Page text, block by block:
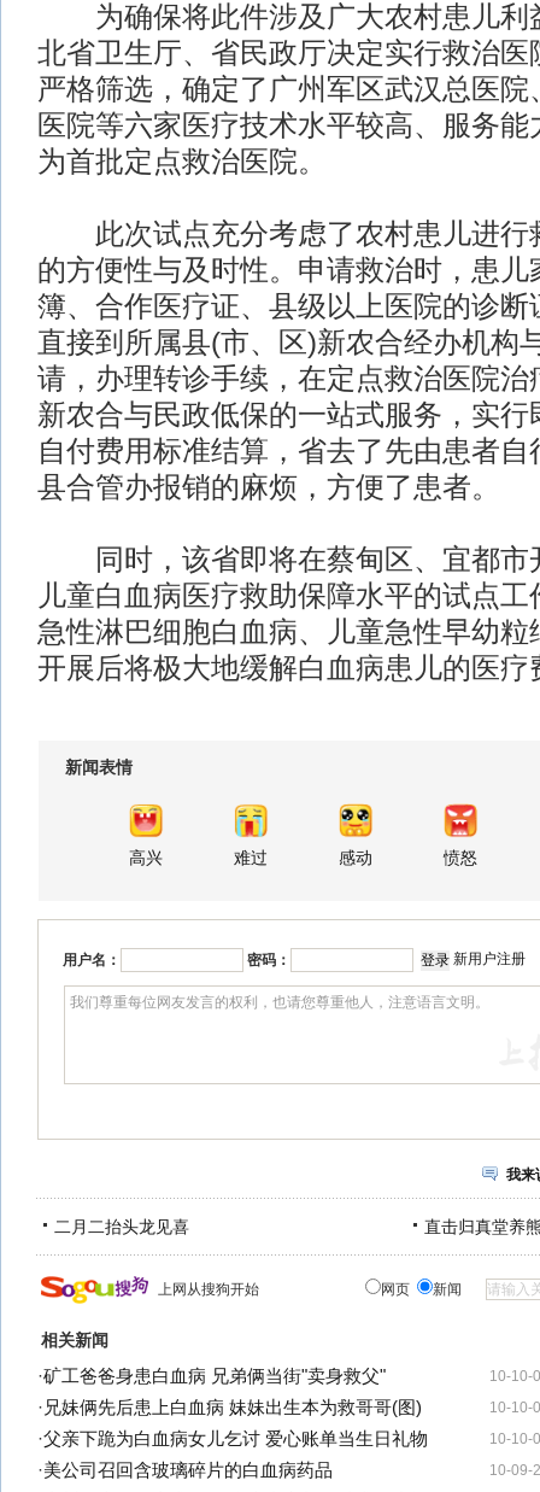
为确保将此件涉及广大农村患儿利
北省卫生厅、省民政厅决定实行救治医
严格筛选，确定了广州军区武汉总医
医院等六家医疗技术水平较高、服务
为首批定点救治医院。
此次试点充分考虑了农村患儿进行
的方便性与及时性。申请救治时，患儿
簿、合作医疗证、县级以上医院的诊断
直接到所属县(市、区)新农合经办机构
请，办理转诊手续，在定点救治医院治
新农合与民政低保的一站式服务，实行
自付费用标准结算，省去了先由患者
县合管办报销的麻烦，方便了患者。
同时，该省即将在蔡甸区、宜都市
儿童白血病医疗救助保障水平的试点
急性淋巴细胞白血病、儿童急性早幼粒
开展后将极大地缓解白血病患儿的医疗
新闻表情
高兴 难过 感动 愤怒
用户名： 密码： 新用户注册
我来
二月二抬头龙见喜 直击归真堂养
上网从搜狗开始 网页 新闻
相关新闻
10-10-
·矿工爸爸身患白血病 兄弟俩当街"卖身救父"
10-10-
· 兄妹俩先后患上白血病 妹妹出生本为救哥哥(图)
10-10-
·父亲下跪为白血病女儿乞讨 爱心账单当生日礼物
10-09-
·美公司召回含玻璃碎片的白血病药品